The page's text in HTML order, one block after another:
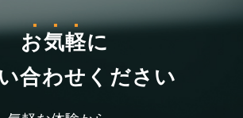
お気軽に
合わせください